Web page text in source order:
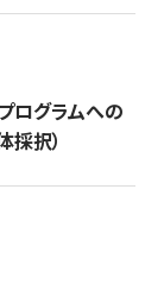
ログラムへの
択）